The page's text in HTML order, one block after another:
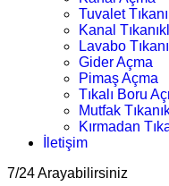
Tuvalet
Kanal
Lavabo
Gider Açma
Pimaş Açma
Tıkalı Boru
Mutfak
Kırmadan
İletişim
7/24 Arayabilirsiniz